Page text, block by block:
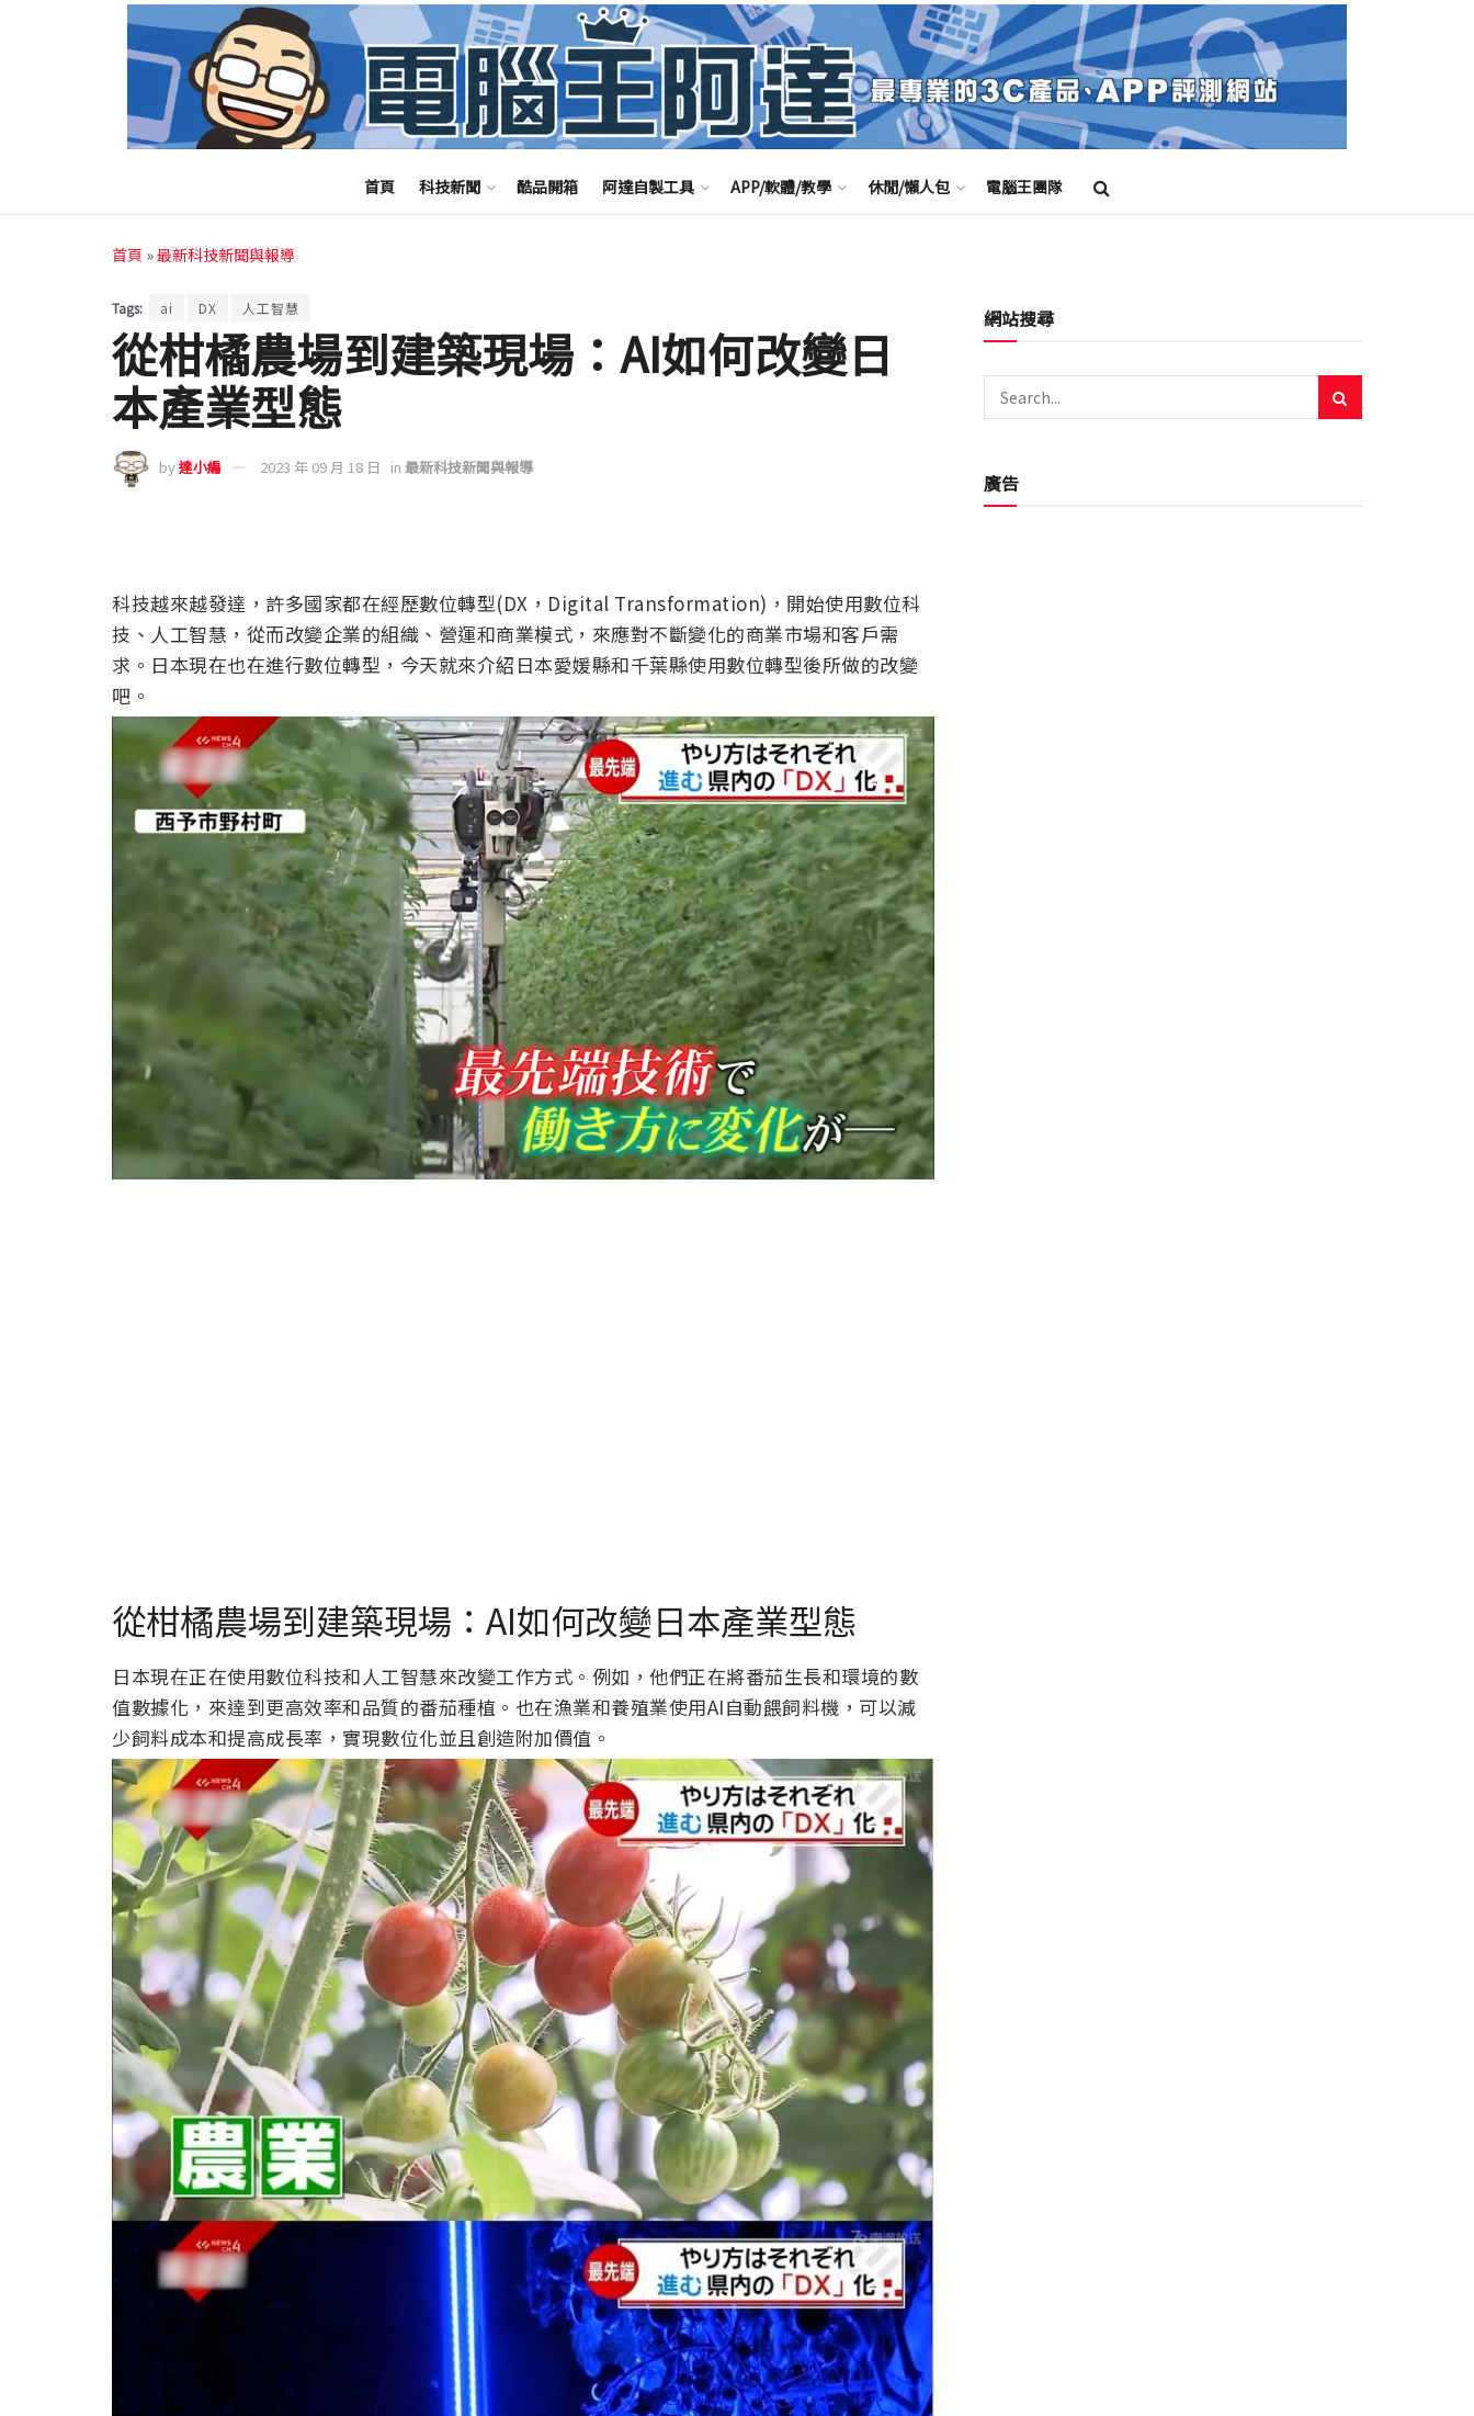
首頁 科技新聞 酷品開箱 阿達自製工具 APP/軟體/教學 休閒/懶人包 電腦王團隊
首頁 »最新科技新聞與報導
Tags: ai DX 人工智慧
從柑橘農場到建築現場：AI如何改變日
本產業型態
by達小編 2023 年 09 月 18 日 in 最新科技新聞與報導
科技越來越發達，許多國家都在經歷數位轉型(DX，Digital Transformation)，開始使用數位科
技、人工智慧，從而改變企業的組織、營運和商業模式，來應對不斷變化的商業市場和客戶需
求。日本現在也在進行數位轉型，今天就來介紹日本愛媛縣和千葉縣使用數位轉型後所做的改變
吧。
從柑橘農場到建築現場：AI如何改變日本產業型態
日本現在正在使用數位科技和人工智慧來改變工作方式。例如，他們正在將番茄生長和環境的數
值數據化，來達到更高效率和品質的番茄種植。也在漁業和養殖業使用AI自動餵飼料機，可以減
少飼料成本和提高成長率，實現數位化並且創造附加價值。
網站搜尋
廣告